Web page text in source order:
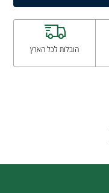
הובלות לכל הארץ